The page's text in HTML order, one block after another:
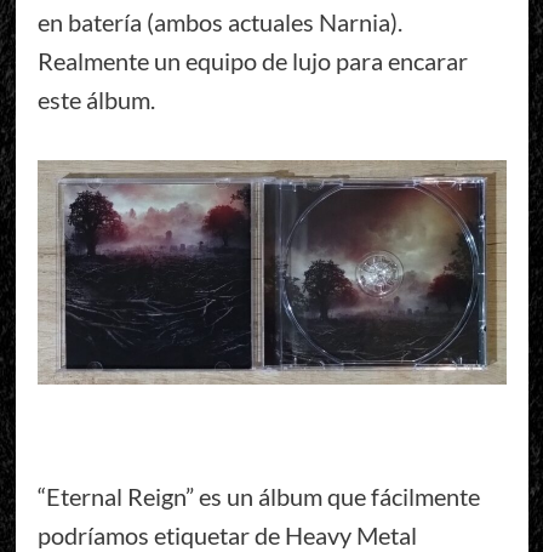
en batería (ambos actuales Narnia).
Realmente un equipo de lujo para encarar
este álbum.
“Eternal Reign” es un álbum que fácilmente
podríamos etiquetar de Heavy Metal